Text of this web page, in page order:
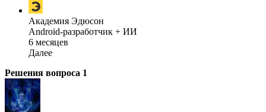
Академия Эдюсон
Android-разработчик + ИИ
6 месяцев
Далее
Решения вопроса 1